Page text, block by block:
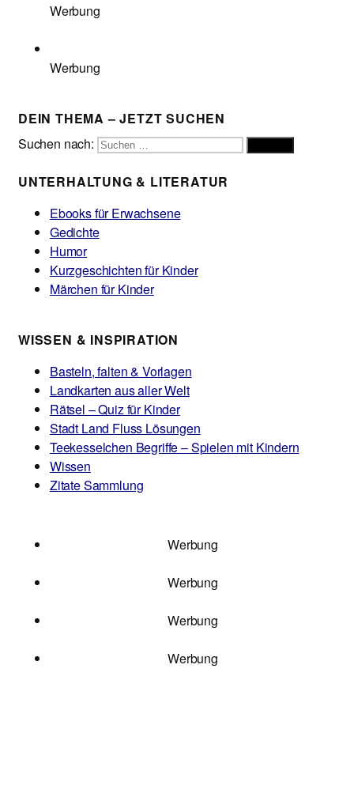
Werbung
Werbung
DEIN THEMA – JETZT SUCHEN
Suchen nach:
UNTERHALTUNG & LITERATUR
Ebooks für Erwachsene
Gedichte
Humor
Kurzgeschichten für Kinder
Märchen für Kinder
WISSEN & INSPIRATION
Basteln, falten & Vorlagen
Landkarten aus aller Welt
Rätsel – Quiz für Kinder
Stadt Land Fluss Lösungen
Teekesselchen Begriffe – Spielen mit Kindern
Wissen
Zitate Sammlung
Werbung
Werbung
Werbung
Werbung